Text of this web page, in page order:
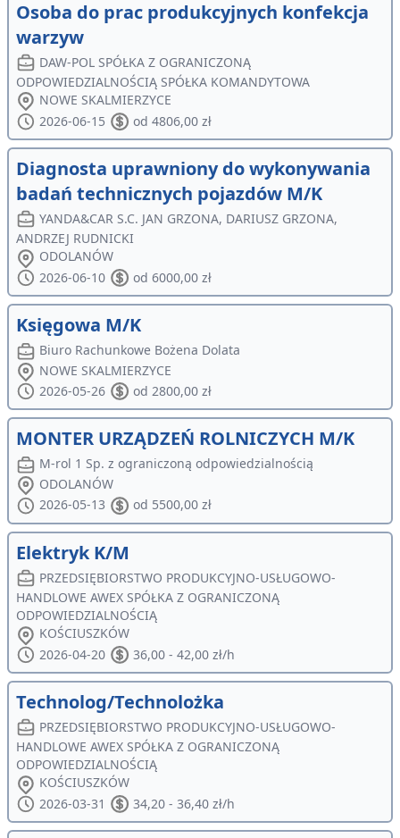
Osoba do prac produkcyjnych konfekcja
warzyw
DAW-POL SPÓŁKA Z OGRANICZONĄ
ODPOWIEDZIALNOŚCIĄ SPÓŁKA KOMANDYTOWA
NOWE SKALMIERZYCE
2026-06-15
od 4806,00 zł
Diagnosta uprawniony do wykonywania
badań technicznych pojazdów M/K
YANDA&CAR S.C. JAN GRZONA, DARIUSZ GRZONA,
ANDRZEJ RUDNICKI
ODOLANÓW
2026-06-10
od 6000,00 zł
Księgowa M/K
Biuro Rachunkowe Bożena Dolata
NOWE SKALMIERZYCE
2026-05-26
od 2800,00 zł
MONTER URZĄDZEŃ ROLNICZYCH M/K
M-rol 1 Sp. z ograniczoną odpowiedzialnością
ODOLANÓW
2026-05-13
od 5500,00 zł
Elektryk K/M
PRZEDSIĘBIORSTWO PRODUKCYJNO-USŁUGOWO-
HANDLOWE AWEX SPÓŁKA Z OGRANICZONĄ
ODPOWIEDZIALNOŚCIĄ
KOŚCIUSZKÓW
2026-04-20
36,00 - 42,00 zł/h
Technolog/Technolożka
PRZEDSIĘBIORSTWO PRODUKCYJNO-USŁUGOWO-
HANDLOWE AWEX SPÓŁKA Z OGRANICZONĄ
ODPOWIEDZIALNOŚCIĄ
KOŚCIUSZKÓW
2026-03-31
34,20 - 36,40 zł/h